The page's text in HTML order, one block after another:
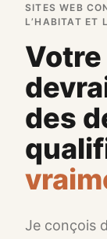
SITES WEB
L’HABITAT ET
des
Je conçois